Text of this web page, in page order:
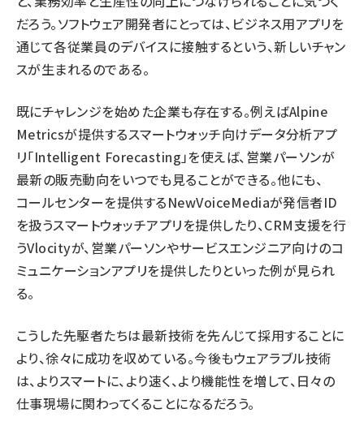
だろう。ソフトウェア開発者にとっては、ビジネス用アプリを
通じて各従業員のデバイスに接触するという、新しいチャン
スが生まれるのである。
既にチャレンジを始めた企業も存在する。例えばAlpine
Metricsが提供するスマートウォッチ向けデータ分析アプ
リ「Intelligent Forecasting」を使えば、営業パーソンが
最新の販売動向をいつでも見ることができる。他にも、
コールセンターを提供するNewVoiceMediaが発信者ID
を扱うスマートウォッチアプリを提供したり、CRM支援を行
うVlocityが、営業パーソンやサービスエンジニア向けのコ
ミュニケーションアプリを提供したりといった例が見られ
る。
こうした先駆者たちは最新技術を先んじて採用することに
より、徐々に成功を収めている。今後もウェアラブル技術
は、よりスマートに、より速く、より機能性を増して、日々の
仕事現場に関わってくることになるだろう。